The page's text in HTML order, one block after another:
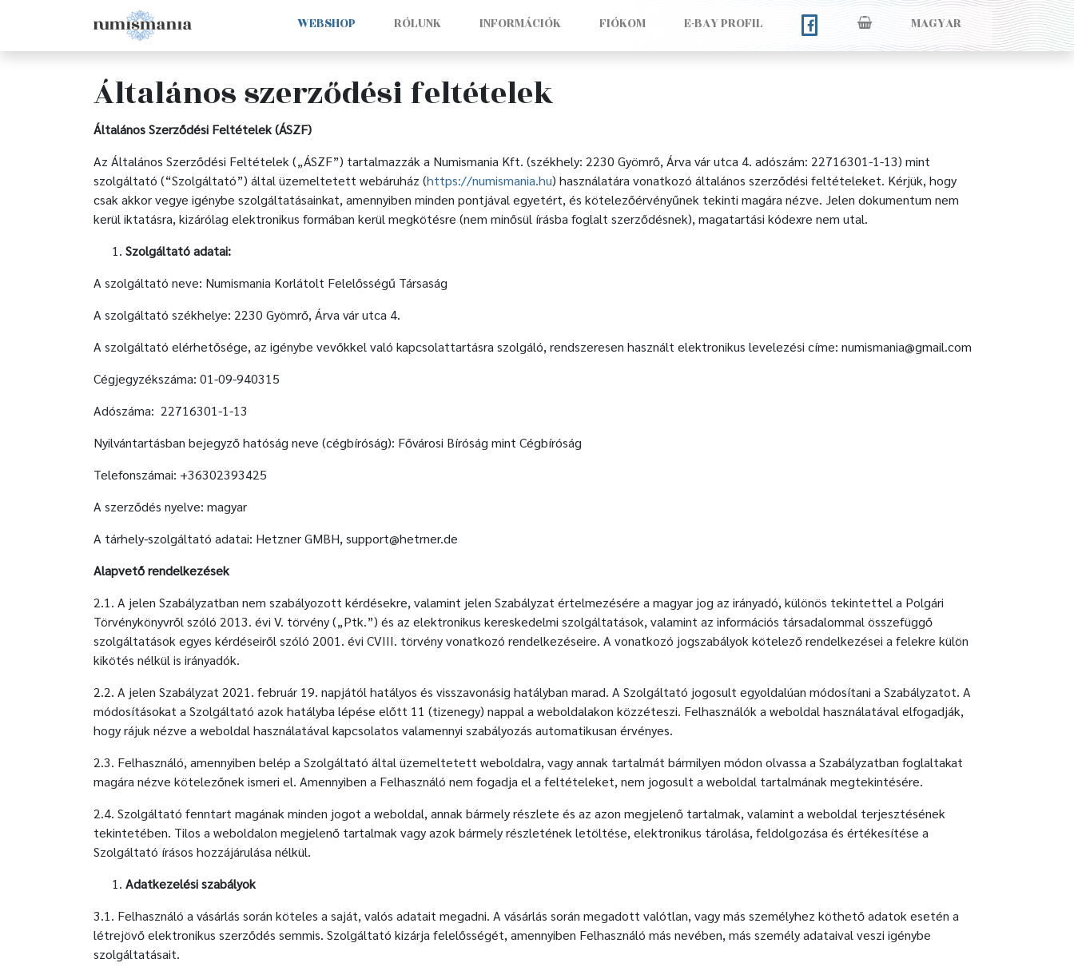
WEBSHOP RÓLUNK INFORMÁCIÓK FIÓKOM E-BAY PROFIL MAGYAR
Általános szerződési feltételek
Általános Szerződési Feltételek (ÁSZF)
Az Általános Szerződési Feltételek („ÁSZF”) tartalmazzák a Numismania Kft. (székhely: 2230 Gyömrő, Árva vár utca 4. adószám: 22716301-1-13) mint
szolgáltató (“Szolgáltató”) által üzemeltetett webáruház (https://numismania.hu) használatára vonatkozó általános szerződési feltételeket. Kérjük, hogy
csak akkor vegye igénybe szolgáltatásainkat, amennyiben minden pontjával egyetért, és kötelezőérvényűnek tekinti magára nézve. Jelen dokumentum nem
kerül iktatásra, kizárólag elektronikus formában kerül megkötésre (nem minősül írásba foglalt szerződésnek), magatartási kódexre nem utal.
Szolgáltató adatai:
A szolgáltató neve: Numismania Korlátolt Felelősségű Társaság
A szolgáltató székhelye: 2230 Gyömrő, Árva vár utca 4.
A szolgáltató elérhetősége, az igénybe vevőkkel való kapcsolattartásra szolgáló, rendszeresen használt elektronikus levelezési címe: numismania@gmail.com
Cégjegyzékszáma: 01-09-940315
Adószáma: 22716301-1-13
Nyilvántartásban bejegyző hatóság neve (cégbíróság): Fővárosi Bíróság mint Cégbíróság
Telefonszámai: +36302393425
A szerződés nyelve: magyar
A tárhely-szolgáltató adatai: Hetzner GMBH, support@hetrner.de
Alapvető rendelkezések
​2.1. A jelen Szabályzatban nem szabályozott kérdésekre, valamint jelen Szabályzat értelmezésére a magyar jog az irányadó, különös tekintettel a Polgári
Törvénykönyvről szóló 2013. évi V. törvény („Ptk.”) és az elektronikus kereskedelmi szolgáltatások, valamint az információs társadalommal összefüggő
szolgáltatások egyes kérdéseiről szóló 2001. évi CVIII. törvény vonatkozó rendelkezéseire. A vonatkozó jogszabályok kötelező rendelkezései a felekre külön
kikötés nélkül is irányadók.
2.2. A jelen Szabályzat 2021. február 19. napjától hatályos és visszavonásig hatályban marad. A Szolgáltató jogosult egyoldalúan módosítani a Szabályzatot. A
módosításokat a Szolgáltató azok hatályba lépése előtt 11 (tizenegy) nappal a weboldalakon közzéteszi. Felhasználók a weboldal használatával elfogadják,
hogy rájuk nézve a weboldal használatával kapcsolatos valamennyi szabályozás automatikusan érvényes.
2.3. Felhasználó, amennyiben belép a Szolgáltató által üzemeltetett weboldalra, vagy annak tartalmát bármilyen módon olvassa a Szabályzatban foglaltakat
magára nézve kötelezőnek ismeri el. Amennyiben a Felhasználó nem fogadja el a feltételeket, nem jogosult a weboldal tartalmának megtekintésére.
2.4. Szolgáltató fenntart magának minden jogot a weboldal, annak bármely részlete és az azon megjelenő tartalmak, valamint a weboldal terjesztésének
tekintetében. Tilos a weboldalon megjelenő tartalmak vagy azok bármely részletének letöltése, elektronikus tárolása, feldolgozása és értékesítése a
Szolgáltató írásos hozzájárulása nélkül.
Adatkezelési szabályok
3.1. Felhasználó a vásárlás során köteles a saját, valós adatait megadni. A vásárlás során megadott valótlan, vagy más személyhez köthető adatok esetén a
létrejövő elektronikus szerződés semmis. Szolgáltató kizárja felelősségét, amennyiben Felhasználó más nevében, más személy adataival veszi igénybe
szolgáltatásait.